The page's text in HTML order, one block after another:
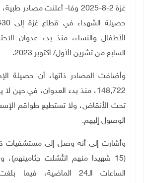
غزة 2-8-2025 وفا- أعلنت مصادر
الأطفال والنساء، منذ بدء عدوان
السابع من تشرين الأول/ أكتوبر 2023.
وأضافت المصادر ذاتها، أن حصيلة
148,722، منذ بدء العدوان، في حين
تحت الأنقاض، ولا تستطيع طواقم
الوصول إليهم.
الساعات الـ24 الماضية،